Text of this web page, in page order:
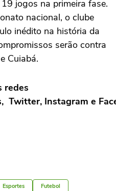
jogos na primeira fase.
nacional, o clube
inédito na história da
serão contra
e Cuiabá.
redes
Twitter, Instagram e
Esportes Futebol